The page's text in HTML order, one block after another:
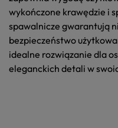
wykończone krawędzie i
spawalnicze gwarantują
bezpieczeństwo
idealne rozwiązanie dla
eleganckich detali w